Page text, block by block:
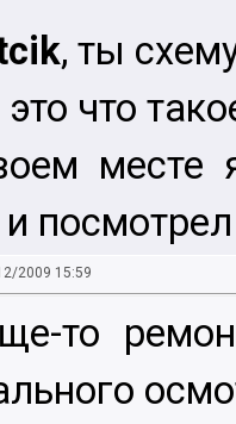
, ты
что
месте
и
2009 15:59
то